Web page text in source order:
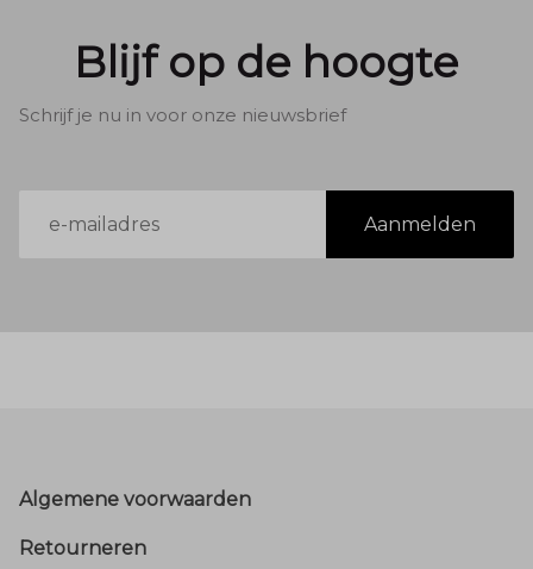
Blijf op de hoogte
Schrijf je nu in voor onze nieuwsbrief
mailadres
Aanmelden
Footer
Algemene voorwaarden
Retourneren